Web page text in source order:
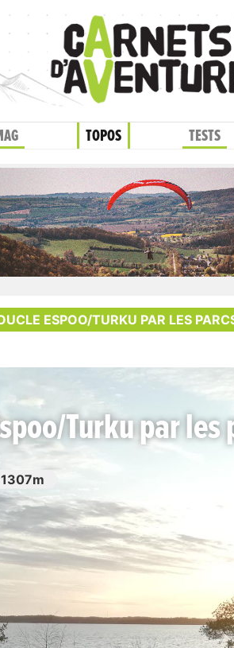
TOPOS TESTS
ESPOO/TURKU PAR LES
Turku par les